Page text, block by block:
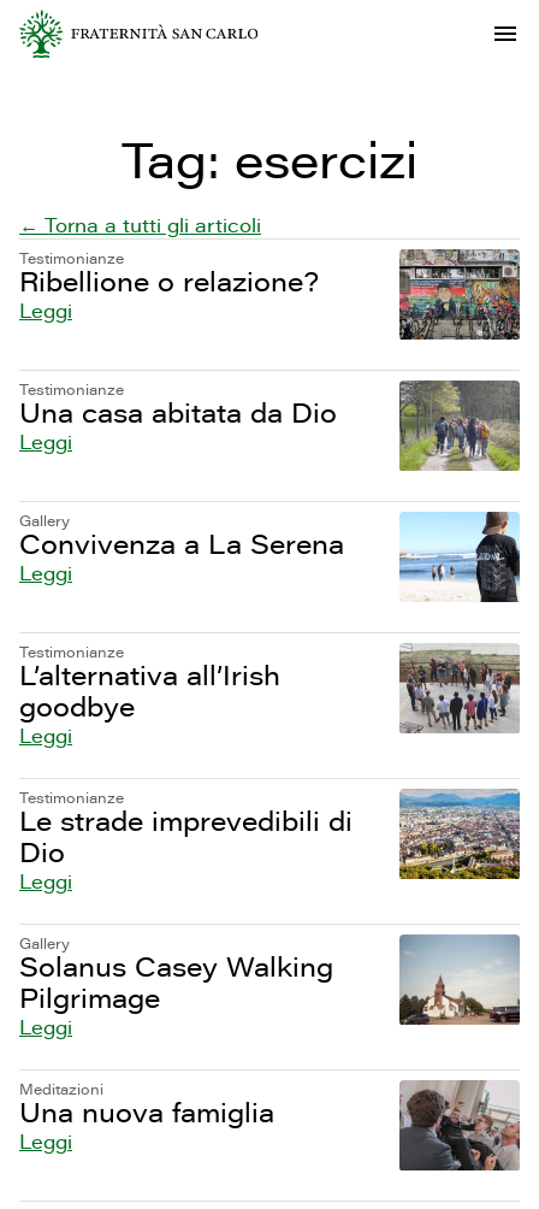
Tag: esercizi
← Torna a tutti gli articoli
Testimonianze
Ribellione o relazione?
Leggi
Testimonianze
Una casa abitata da Dio
Leggi
Gallery
Convivenza a La Serena
Leggi
Testimonianze
L’alternativa all’Irish
goodbye
Leggi
Testimonianze
Le strade imprevedibili di
Dio
Leggi
Gallery
Solanus Casey Walking
Pilgrimage
Leggi
Meditazioni
Una nuova famiglia
Leggi